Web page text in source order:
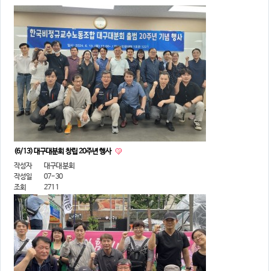
(6/13) 대구대분회 창립 20주년 행사
작성자
대구대분회
작성일
07-30
조회
2711